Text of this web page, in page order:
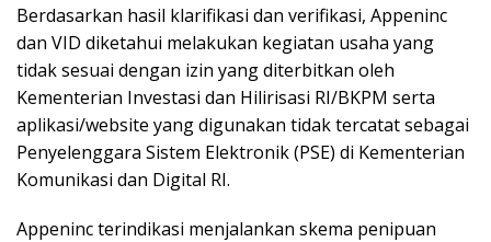
Berdasarkan hasil klarifikasi dan verifikasi, Appeninc
dan VID diketahui melakukan kegiatan usaha yang
tidak sesuai dengan izin yang diterbitkan oleh
Kementerian Investasi dan Hilirisasi RI/BKPM serta
aplikasi/website yang digunakan tidak tercatat sebagai
Penyelenggara Sistem Elektronik (PSE) di Kementerian
Komunikasi dan Digital RI.
Appeninc terindikasi menjalankan skema penipuan